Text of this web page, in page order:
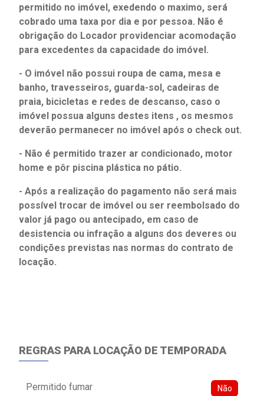
permitido no imóvel, exedendo o maximo, será
cobrado uma taxa por dia e por pessoa. Não é
obrigação do Locador providenciar acomodação
para excedentes da capacidade do imóvel.
- O imóvel não possui roupa de cama, mesa e
banho, travesseiros, guarda-sol, cadeiras de
praia, bicicletas e redes de descanso, caso o
imóvel possua alguns destes itens , os mesmos
deverão permanecer no imóvel após o check out.
- Não é permitido trazer ar condicionado, motor
home e pôr piscina plástica no pátio.
- Após a realização do pagamento não será mais
possível trocar de imóvel ou ser reembolsado do
valor já pago ou antecipado, em caso de
desistencia ou infração a alguns dos deveres ou
condições previstas nas normas do contrato de
locação.
REGRAS PARA LOCAÇÃO DE TEMPORADA
Permitido fumar Não